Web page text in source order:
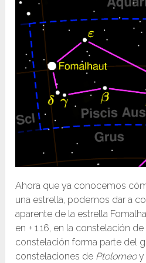
Ahora que ya conocemos
una estrella, podemos dar a
aparente de la estrella
en + 1.16, en la constelación de
constelación forma parte del
constelaciones de Ptolomeoy